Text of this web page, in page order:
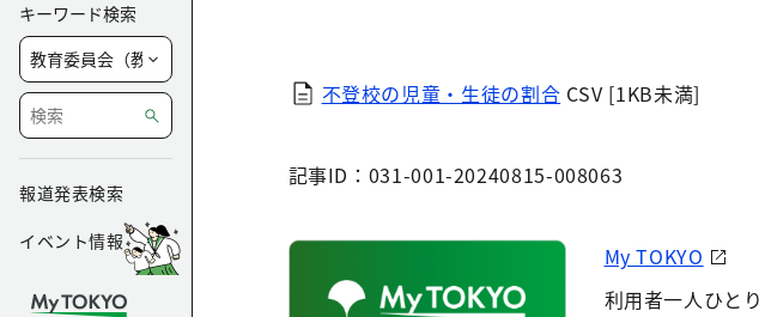
キーワード検索
報道発表検索
イベント情報
不登校の児童・生徒の割合 CSV [1KB未満]
記事ID：031-001-20240815-008063
My TOKYO
利用者一人ひと